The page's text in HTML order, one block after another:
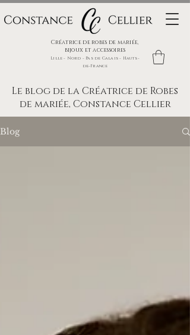
Créatrice de robes de mariée,
bijoux et accessoires
Lille - Nord - Pas de Calais - Hauts-
de-France
Le blog de la Créatrice de Robes
de mariée, Constance Cellier
Blog